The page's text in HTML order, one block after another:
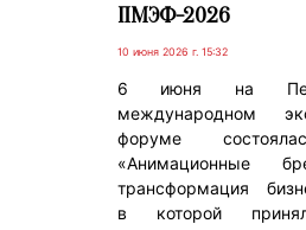
ПМЭФ-2026
10 июня 2026 г. 15:32
6 июня на
международном
форуме
«Анимационные
трансформация
в которой